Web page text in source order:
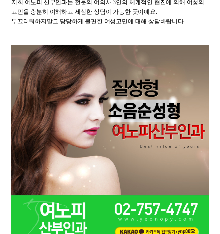
저희 여노피 산부인과는 전문의 여의사 3인의 체계적인 협진에 의해 여성의
고민을 충분히 이해하고 세심한 상담이 가능한 곳이예요.
부끄러워하지말고 당당하게 불편한 여성고민에 대해 상담바랍니다.